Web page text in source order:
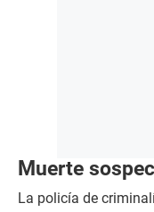
Muerte
La policía de